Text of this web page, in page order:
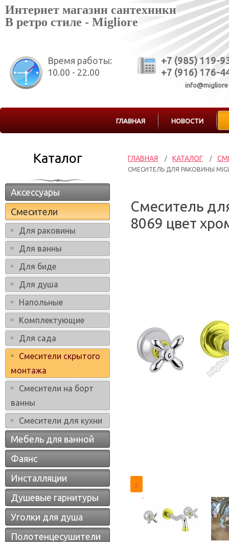
Интернет магазин сантехники
В ретро стиле - Migliore
Время работы:
10.00 - 22.00
+7 (985) 119-
+7 (916) 176-
ГЛАВНАЯ НОВОСТИ
Каталог
Аксессуары
Смесители
Для раковины
Для ванны
Для биде
Для душа
Напольные
Комплектующие
Для сада
Смесители скрытого
монтажа
Смесители на борт
ванны
Смесители для кухни
Мебель для ванной
Фаянс
Инсталляции
Душевые гарнитуры
Уголки для душа
Полотенцесушители
ГЛАВНАЯ / КАТАЛОГ /
СМЕСИТЕЛЬ ДЛЯ РАКОВИНЫ
Смеситель
8069 цвет
<